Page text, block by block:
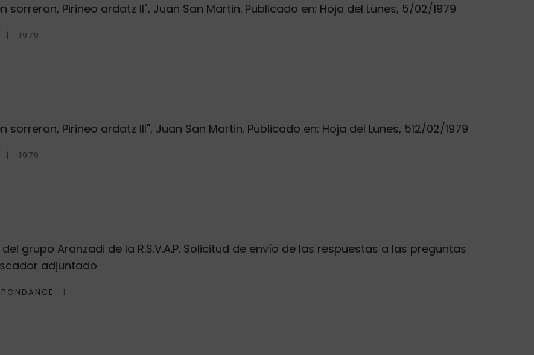
sorreran, Pirineo ardatz II", Juan San Martin. Publicado en: Hoja del Lunes, 5/02/1979
1979
Pirineo ardatz III", Juan San Martin. Publicado en: Hoja del Lunes, 512/02/1979
1979
grupo Aranzadi de la R.S.V.A.P. Solicitud de envío de las respuestas a las preguntas
adjuntado